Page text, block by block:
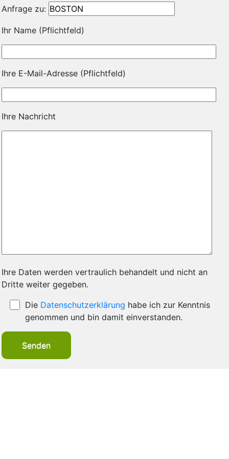
Anfrage zu:
Ihr Name (Pflichtfeld)
Ihre E-Mail-Adresse (Pflichtfeld)
Ihre Nachricht
Ihre Daten werden vertraulich behandelt und nicht an
Dritte weiter gegeben.
Die Datenschutzerklärung habe ich zur Kenntnis
genommen und bin damit einverstanden.